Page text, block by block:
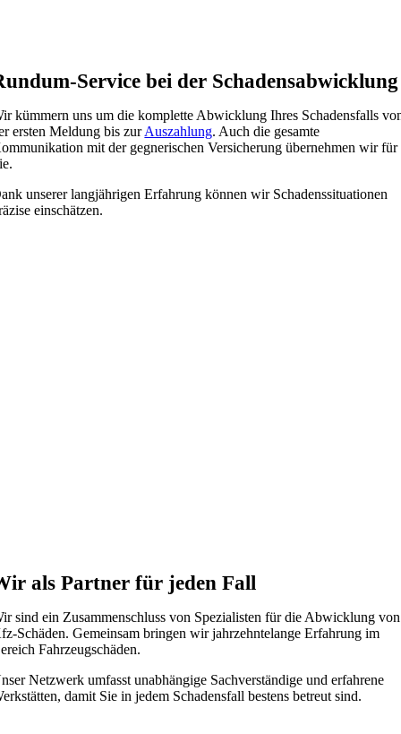
Service bei der Schadensabwicklung
kümmern uns um die komplette Abwicklung Ihres Schadensfalls
ersten Meldung bis zurAuszahlung. Auch die gesamte
mit der gegnerischen Versicherung übernehmen wir für
unserer langjährigen Erfahrung können wir Schadenssituationen
einschätzen.
als Partner für jeden Fall
sind ein Zusammenschluss von Spezialisten für die Abwicklung von
Schäden. Gemeinsam bringen wir jahrzehntelange Erfahrung im
Fahrzeugschäden.
Netzwerk umfasst unabhängige Sachverständige und erfahrene
damit Sie in jedem Schadensfall bestens betreut sind.